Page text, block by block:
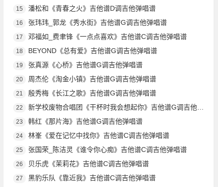
15 潘松和《青春之火》吉他谱D调吉他弹唱谱
16 张玮玮_郭龙《秀水街》吉他谱G调吉他弹唱谱
17 邓福如_费聿锋《一点点喜欢》吉他谱C调吉他弹唱谱
18 BEYOND《总有爱》吉他谱G调吉他弹唱谱
19 张真源《心桥》吉他谱G调吉他弹唱谱
20 周杰伦《淘金小镇》吉他谱G调吉他弹唱谱
21 殷秀梅《长江之歌》吉他谱G调吉他弹唱谱
22 新学校废物合唱团《干杯时我会想起你》吉他谱G调吉他弹唱谱
23 韩红《那片海》吉他谱G调吉他弹唱谱
24 林峯《爱在记忆中找你》吉他谱C调吉他弹唱谱
25 张国荣_陈洁灵《谁令你心痴》吉他谱C调吉他弹唱谱
26 贝乐虎《茉莉花》吉他谱C调吉他弹唱谱
27 黑豹乐队《靠近我》吉他谱C调吉他弹唱谱